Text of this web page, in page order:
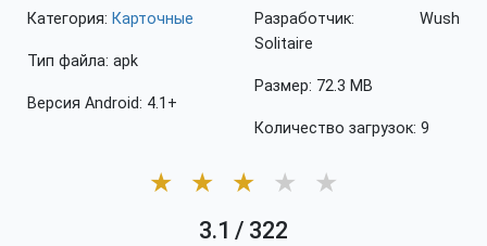
Категория: Карточные
Тип файла: apk
Версия Android: 4.1+
Разработчик: Wush
Solitaire
Размер: 72.3 MB
Количество загрузок: 9
★ ★ ★ ★ ★
3.1 / 322